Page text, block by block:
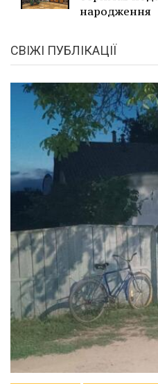
народження
СВІЖІ ПУБЛІКАЦІЇ